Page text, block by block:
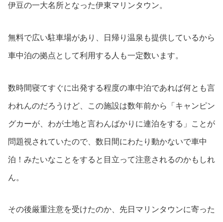
伊豆の一大名所となった伊東マリンタウン。
無料で広い駐車場があり、日帰り温泉も提供しているから
車中泊の拠点として利用する人も一定数います。
数時間寝てすぐに出発する程度の車中泊であれば何とも言
われんのだろうけど、この施設は数年前から「キャンピン
グカーが、わが土地と言わんばかりに連泊をする」ことが
問題視されていたので、数日間にわたり動かないで車中
泊！みたいなことをすると目立って注意されるのかもしれ
ん。
その後厳重注意を受けたのか、先日マリンタウンに寄った